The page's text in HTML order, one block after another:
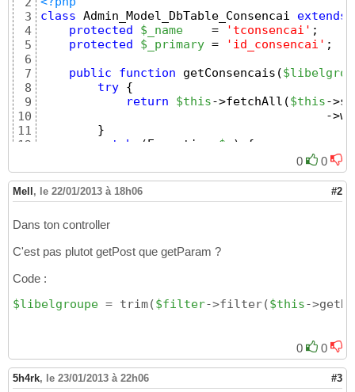
3
4
5
6
7
8
9
10
11
12
14
class Admin_Model_DbTable_Consencai extends
protected
$_name
    =
'tconsencai' ;
protected
$_primary = 'id_consencai' ;
public
function getConsencais (
try {
return
$this->fetchAll ($this-
-
}
catch
(Exception $e )
{
"getConsencais<br />";
echo $e->getMessage();
0 0
Mell , le 22/01/2013 à 18h06 #2
Dans ton controller
C'est pas plutot getPost que getParam ?
Code :
$libelgroupe = trim($filter->filter($this-
0 0
5h4rk, le 23/01/2013 à 22h06 #3